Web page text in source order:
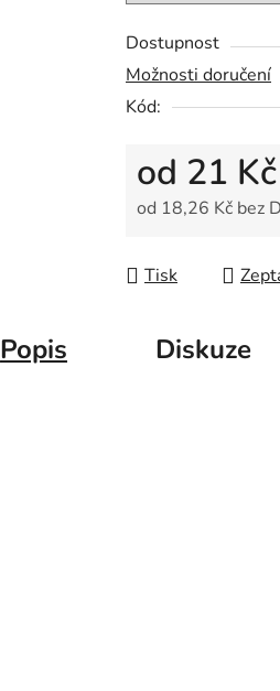
Dostupnost
Možnosti doručení
Kód:
od 21 Kč
od 18,26 Kč bez
Tisk
Popis Diskuze